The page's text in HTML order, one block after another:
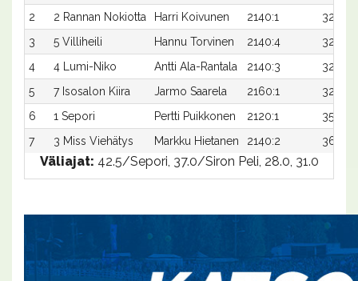
2
2 Rannan Nokiotta Harri Koivunen 2140:1 32,6
3
5 Villiheili Hannu Torvinen 2140:4 32,7x
4
4 Lumi-Niko Antti Ala-Rantala 2140:3 32,9
5
7 Isosalon Kiira Jarmo Saarela 2160:1 32,2
6
1 Sepori Pertti Puikkonen 2120:1 35,2
7
3 Miss Viehätys Markku Hietanen 2140:2 36,7x
Väliajat: 42.5/Sepori, 37.0/Siron Peli, 28.0, 31.0